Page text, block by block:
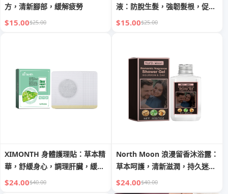
方，清新腳部，緩解疲勞
$15.00$25.00
液：防脫生髮，強韌髮根，促進
頭髪生長
$15.00$25.00
XIMONTH 身體護理貼：草本精
華，舒緩身心，調理肝臟，緩解
不適
$24.00$40.00
North Moon 浪漫留香沐浴露：
草本呵護，清新滋潤，持久迷人
香氛
$24.00$40.00